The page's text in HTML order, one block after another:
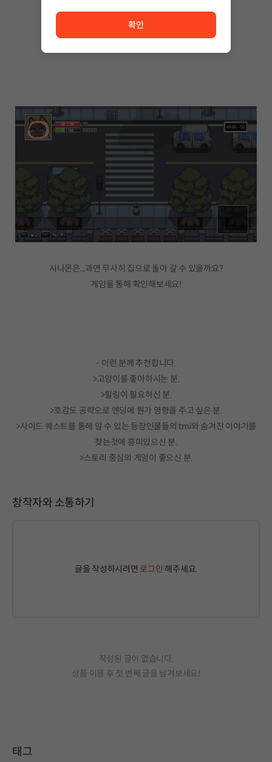
다양한 사연을 가진 동물 친구들을 만나보세요!
시나몬은...과연 무사히 집으로 돌아 갈 수 있을까요?
게임을 통해 확인해보세요!
- 이런 분께 추천합니다.
>고양이를 좋아하시는 분.
>힐링이 필요하신 분.
>호감도 공략으로 엔딩에 뭔가 영향을 주고 싶은 분.
>사이드 퀘스트를 통해 알 수 있는 등장인물들의 tmi와 숨겨진 이야기를
찾는것에 흥미있으신 분.
>스토리 중심의 게임이 좋으신 분.
창작자와 소통하기
글을 작성하시려면 로그인 해주세요.
작성된 글이 없습니다.
상품 이용 후 첫 번째 글을 남겨보세요!
태그
확인